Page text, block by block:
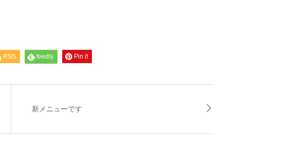
RSS feedly Pin it
新メニューです